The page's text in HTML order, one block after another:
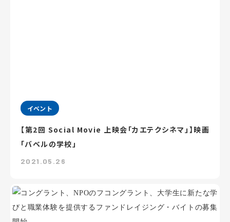
イベント
【第2回 Social Movie 上映会「カエテクシネマ」】映画
「バベルの学校」
2021.05.26